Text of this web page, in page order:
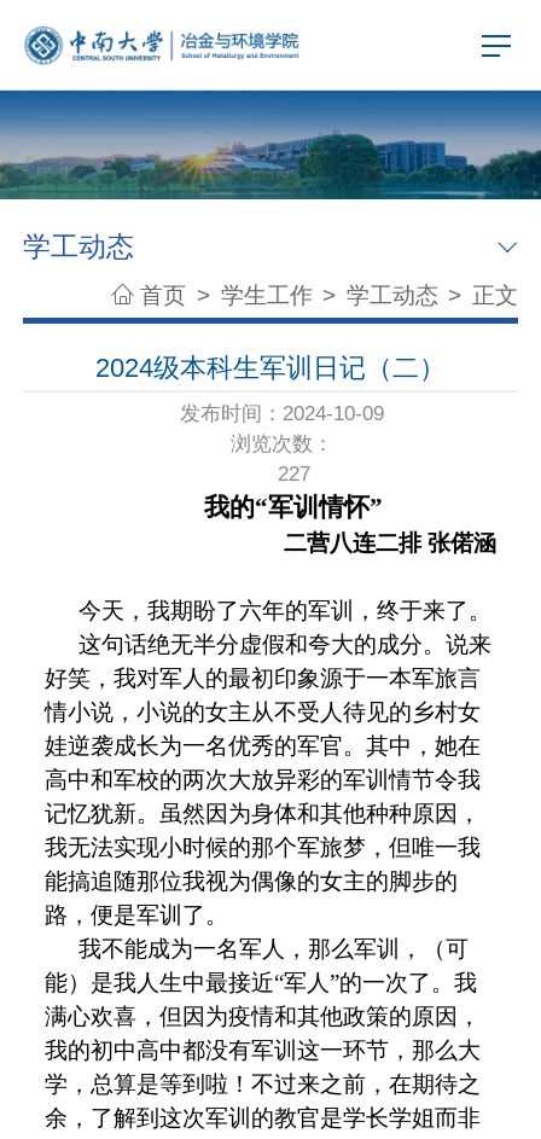
学工动态
首页 > 学生工作 > 学工动态 > 正文
2024级本科生军训日记（二）
发布时间：2024-10-09
浏览次数：
227
我的“军训情怀”
二营八连二排 张偌涵
今天，我期盼了六年的军训，终于来了。
这句话绝无半分虚假和夸大的成分。说来
好笑，我对军人的最初印象源于一本军旅言
情小说，小说的女主从不受人待见的乡村女
娃逆袭成长为一名优秀的军官。其中，她在
高中和军校的两次大放异彩的军训情节令我
记忆犹新。虽然因为身体和其他种种原因，
我无法实现小时候的那个军旅梦，但唯一我
能搞追随那位我视为偶像的女主的脚步的
路，便是军训了。
我不能成为一名军人，那么军训，（可
能）是我人生中最接近“军人”的一次了。我
满心欢喜，但因为疫情和其他政策的原因，
我的初中高中都没有军训这一环节，那么大
学，总算是等到啦！不过来之前，在期待之
余，了解到这次军训的教官是学长学姐而非